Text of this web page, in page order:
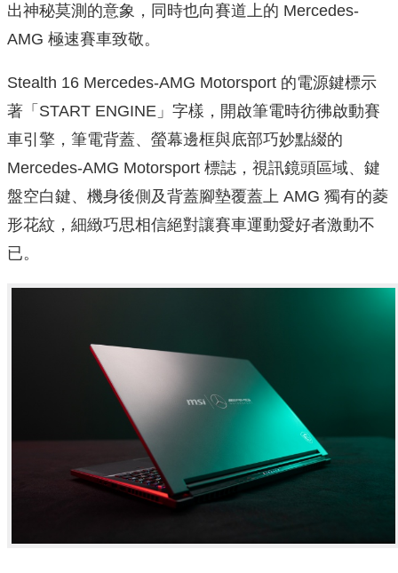
出神秘莫測的意象，同時也向賽道上的 Mercedes-
AMG 極速賽車致敬。
Stealth 16 Mercedes-AMG Motorsport 的電源鍵標示
著「START ENGINE」字樣，開啟筆電時彷彿啟動賽
車引擎，筆電背蓋、螢幕邊框與底部巧妙點綴的
Mercedes-AMG Motorsport 標誌，視訊鏡頭區域、鍵
盤空白鍵、機身後側及背蓋腳墊覆蓋上 AMG 獨有的菱
形花紋，細緻巧思相信絕對讓賽車運動愛好者激動不
已。